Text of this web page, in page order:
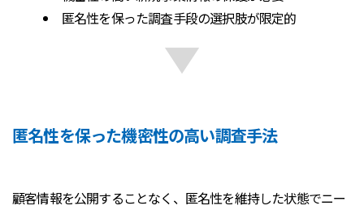
匿名性を保った調査手段の選択肢が限定的
匿名性を保った機密性の高い調査手法
顧客情報を公開することなく、匿名性を維持した状態でニー